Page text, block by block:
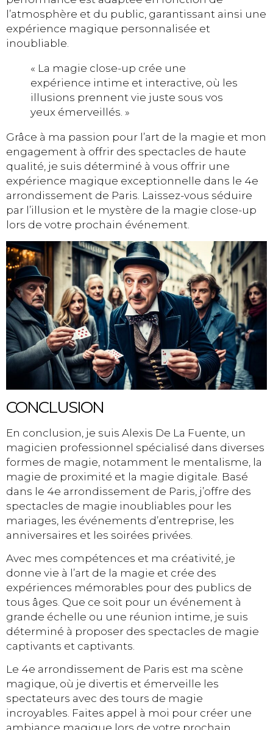
l’atmosphère et du public, garantissant ainsi une
expérience magique personnalisée et
inoubliable.
« La magie close-up crée une
expérience intime et interactive, où les
illusions prennent vie juste sous vos
yeux émerveillés. »
Grâce à ma passion pour l’art de la magie et mon
engagement à offrir des spectacles de haute
qualité, je suis déterminé à vous offrir une
expérience magique exceptionnelle dans le 4e
arrondissement de Paris. Laissez-vous séduire
par l’illusion et le mystère de la magie close-up
lors de votre prochain événement.
CONCLUSION
En conclusion, je suis Alexis De La Fuente, un
magicien professionnel spécialisé dans diverses
formes de magie, notamment le mentalisme, la
magie de proximité et la magie digitale. Basé
dans le 4e arrondissement de Paris, j’offre des
spectacles de magie inoubliables pour les
mariages, les événements d’entreprise, les
anniversaires et les soirées privées.
Avec mes compétences et ma créativité, je
donne vie à l’art de la magie et crée des
expériences mémorables pour des publics de
tous âges. Que ce soit pour un événement à
grande échelle ou une réunion intime, je suis
déterminé à proposer des spectacles de magie
captivants et captivants.
Le 4e arrondissement de Paris est ma scène
magique, où je divertis et émerveille les
spectateurs avec des tours de magie
incroyables. Faites appel à moi pour créer une